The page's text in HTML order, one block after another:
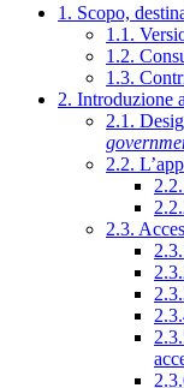
1. Scopo,
1.1.
1.2.
1.3.
2. Introduzione
2.1.
2.2.
2.3.